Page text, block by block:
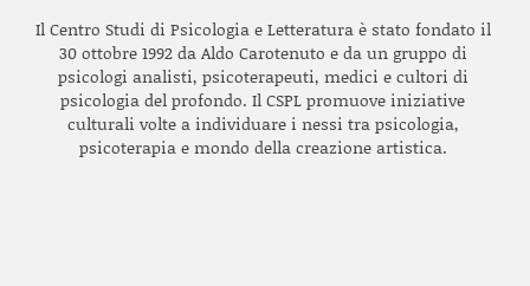
Il Centro Studi di Psicologia e Letteratura è stato fondato il
30 ottobre 1992 da Aldo Carotenuto e da un gruppo di
psicologi analisti, psicoterapeuti, medici e cultori di
psicologia del profondo. Il CSPL promuove iniziative
culturali volte a individuare i nessi tra psicologia,
psicoterapia e mondo della creazione artistica.